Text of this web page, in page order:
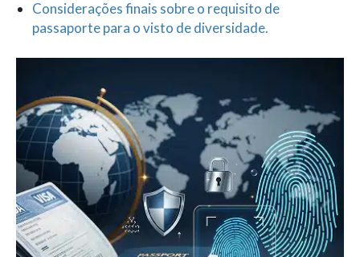
Considerações finais sobre o requisito de
passaporte para o visto de diversidade.